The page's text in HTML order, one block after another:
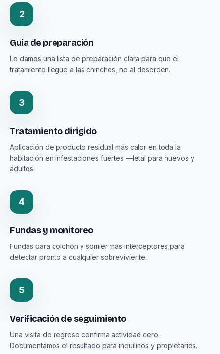
2
Guía de preparación
Le damos una lista de preparación clara para que el
tratamiento llegue a las chinches, no al desorden.
3
Tratamiento dirigido
Aplicación de producto residual más calor en toda la
habitación en infestaciones fuertes —letal para huevos y
adultos.
4
Fundas y monitoreo
Fundas para colchón y somier más interceptores para
detectar pronto a cualquier sobreviviente.
5
Verificación de seguimiento
Una visita de regreso confirma actividad cero.
Documentamos el resultado para inquilinos y propietarios.